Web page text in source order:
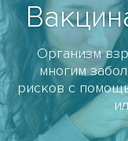
Организм
многим
рисков с